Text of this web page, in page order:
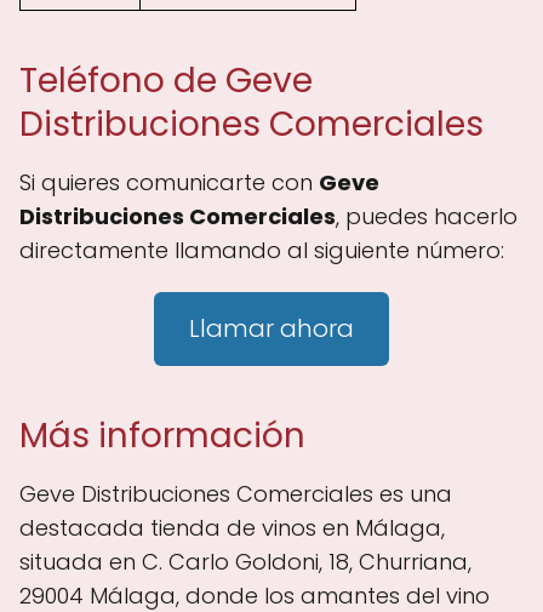
Teléfono de Geve
Distribuciones Comerciales
Si quieres comunicarte con Geve
Distribuciones Comerciales, puedes hacerlo
directamente llamando al siguiente número:
Llamar ahora
Más información
Geve Distribuciones Comerciales es una
destacada tienda de vinos en Málaga,
situada en C. Carlo Goldoni, 18, Churriana,
29004 Málaga, donde los amantes del vino